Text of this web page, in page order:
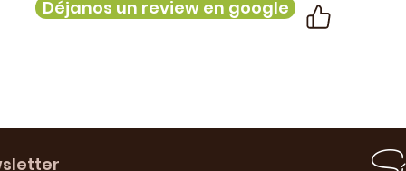
Déjanos un review en google